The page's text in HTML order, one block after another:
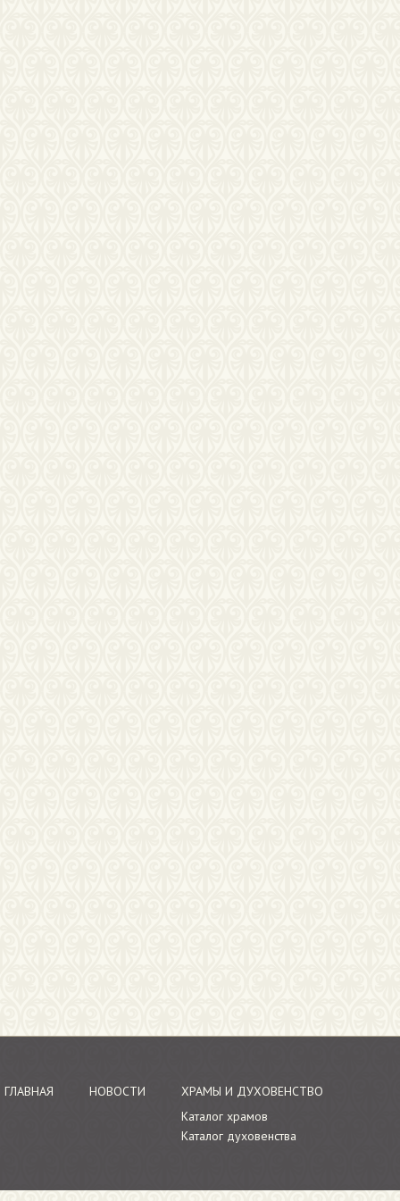
ГЛАВНАЯ НОВОСТИ
ХРАМЫ И ДУХОВЕНСТВО
Каталог храмов
Каталог духовенства